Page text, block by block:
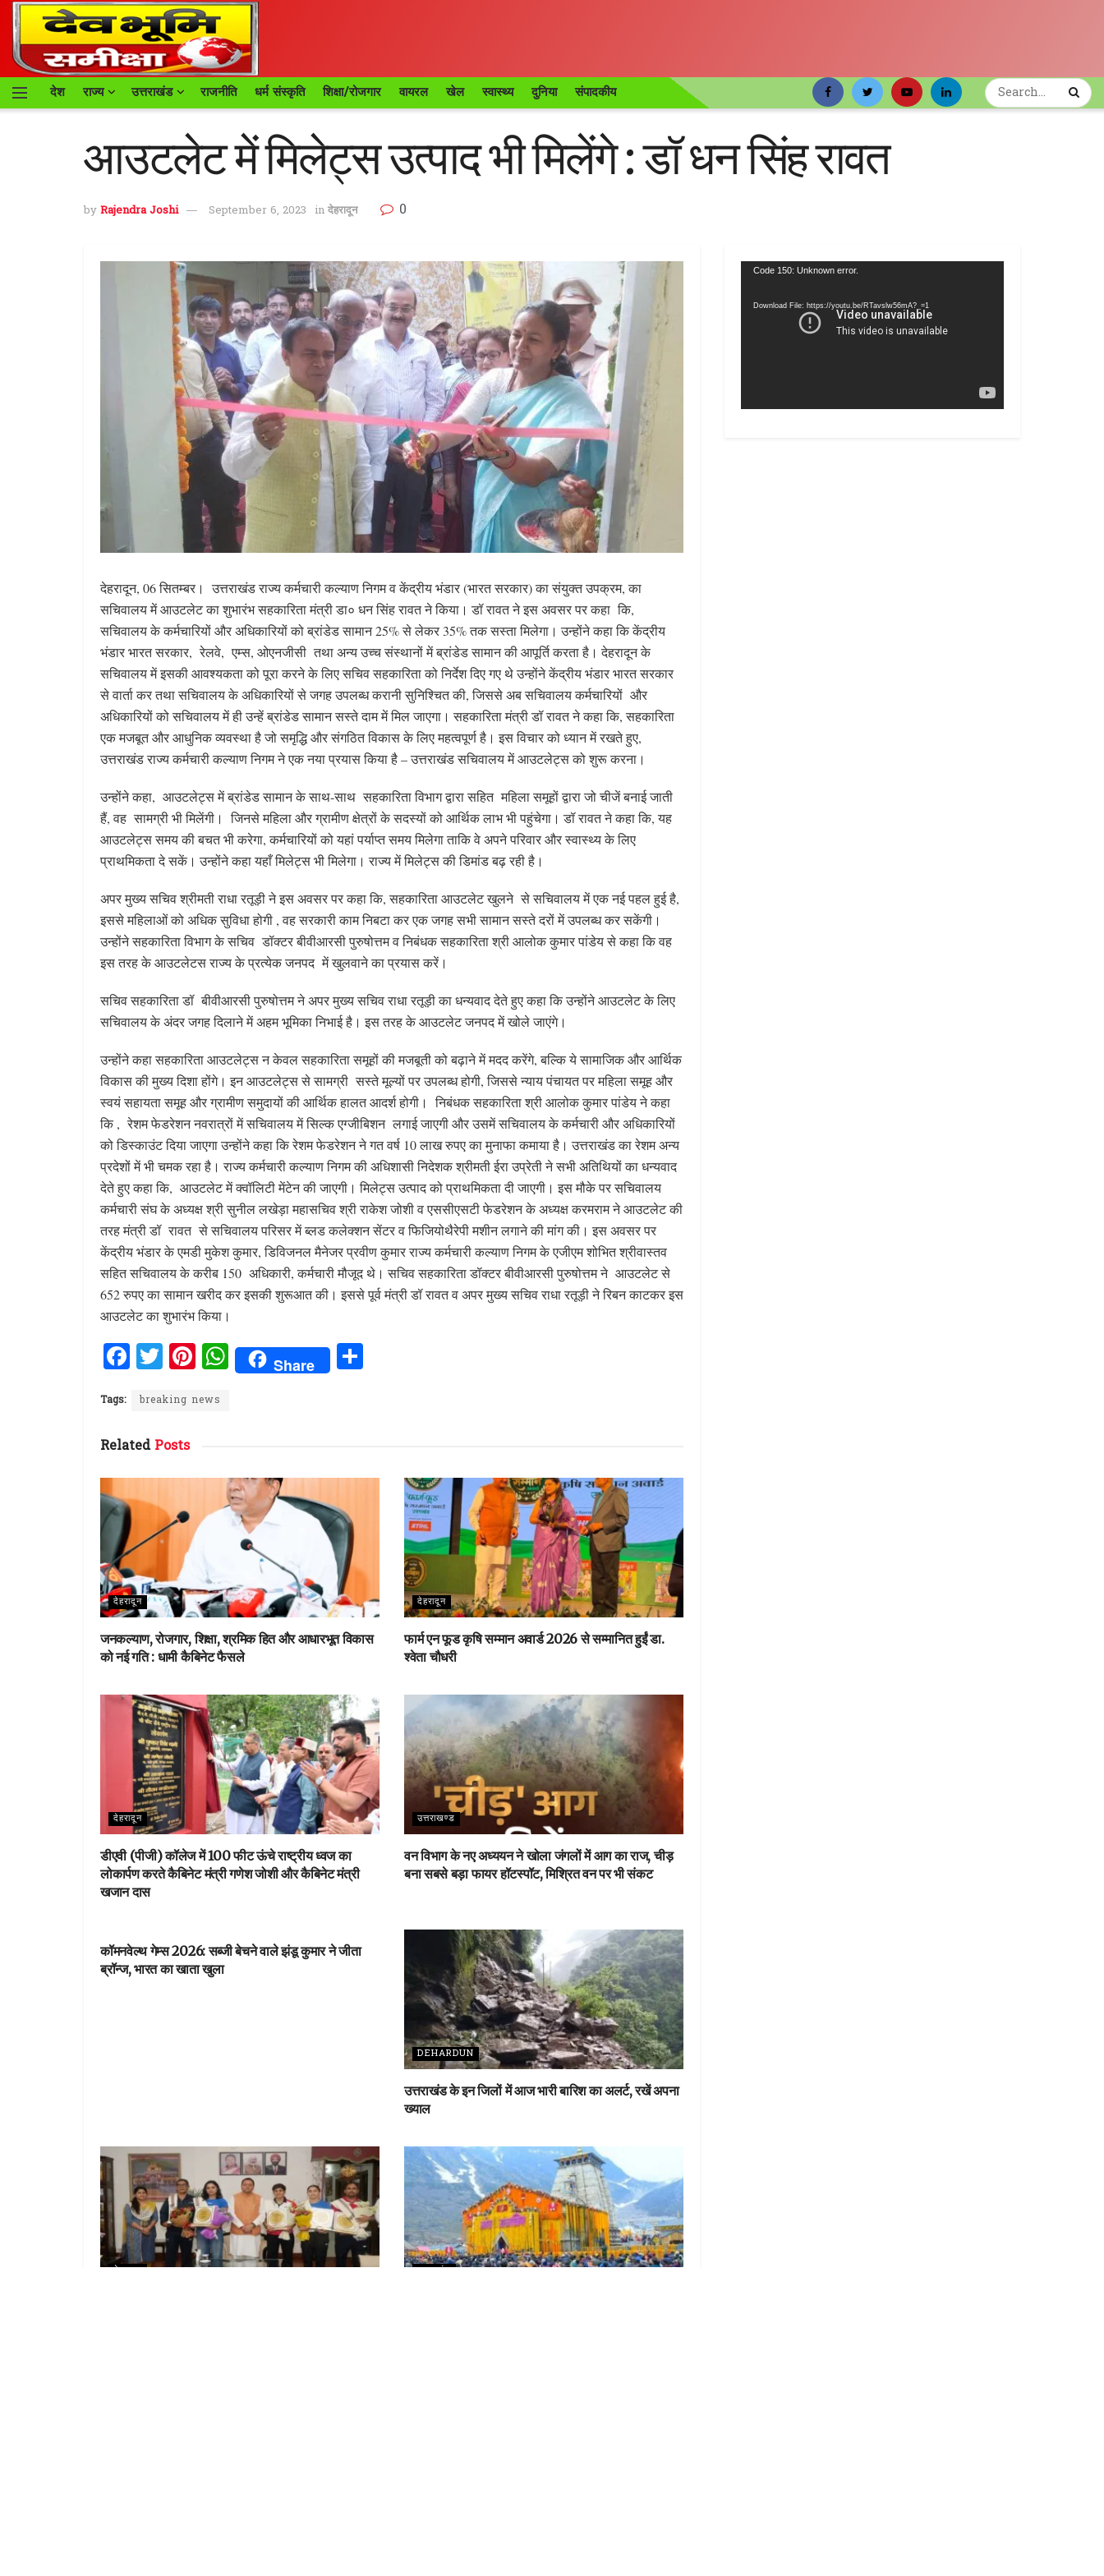
देश राज्य उत्तराखंड राजनीति धर्म संस्कृति शिक्षा/रोजगार वायरल खेल स्वास्थ्य दुनिया संपादकीय
आउटलेट में मिलेट्स उत्पाद भी मिलेंगे : डॉ धन सिंह रावत
by Rajendra Joshi September 6, 2023 in देहरादून 0
देहरादून, 06 सितम्बर। उत्तराखंड राज्य कर्मचारी कल्याण निगम व केंद्रीय भंडार (भारत सरकार) का संयुक्त उपक्रम, का
सचिवालय में आउटलेट का शुभारंभ सहकारिता मंत्री डा० धन सिंह रावत ने किया। डॉ रावत ने इस अवसर पर कहा कि,
सचिवालय के कर्मचारियों और अधिकारियों को ब्रांडेड सामान 25% से लेकर 35% तक सस्ता मिलेगा। उन्होंने कहा कि केंद्रीय
भंडार भारत सरकार, रेलवे, एम्स, ओएनजीसी तथा अन्य उच्च संस्थानों में ब्रांडेड सामान की आपूर्ति करता है। देहरादून के
सचिवालय में इसकी आवश्यकता को पूरा करने के लिए सचिव सहकारिता को निर्देश दिए गए थे उन्होंने केंद्रीय भंडार भारत सरकार
से वार्ता कर तथा सचिवालय के अधिकारियों से जगह उपलब्ध करानी सुनिश्चित की, जिससे अब सचिवालय कर्मचारियों और
अधिकारियों को सचिवालय में ही उन्हें ब्रांडेड सामान सस्ते दाम में मिल जाएगा। सहकारिता मंत्री डॉ रावत ने कहा कि, सहकारिता
एक मजबूत और आधुनिक व्यवस्था है जो समृद्धि और संगठित विकास के लिए महत्वपूर्ण है। इस विचार को ध्यान में रखते हुए,
उत्तराखंड राज्य कर्मचारी कल्याण निगम ने एक नया प्रयास किया है – उत्तराखंड सचिवालय में आउटलेट्स को शुरू करना।
उन्होंने कहा, आउटलेट्स में ब्रांडेड सामान के साथ-साथ सहकारिता विभाग द्वारा सहित महिला समूहों द्वारा जो चीजें बनाई जाती
हैं, वह सामग्री भी मिलेंगी। जिनसे महिला और ग्रामीण क्षेत्रों के सदस्यों को आर्थिक लाभ भी पहुंचेगा। डॉ रावत ने कहा कि, यह
आउटलेट्स समय की बचत भी करेगा, कर्मचारियों को यहां पर्याप्त समय मिलेगा ताकि वे अपने परिवार और स्वास्थ्य के लिए
प्राथमिकता दे सकें। उन्होंने कहा यहाँ मिलेट्स भी मिलेगा। राज्य में मिलेट्स की डिमांड बढ़ रही है।
अपर मुख्य सचिव श्रीमती राधा रतूड़ी ने इस अवसर पर कहा कि, सहकारिता आउटलेट खुलने से सचिवालय में एक नई पहल हुई है,
इससे महिलाओं को अधिक सुविधा होगी , वह सरकारी काम निबटा कर एक जगह सभी सामान सस्ते दरों में उपलब्ध कर सकेंगी।
उन्होंने सहकारिता विभाग के सचिव डॉक्टर बीवीआरसी पुरुषोत्तम व निबंधक सहकारिता श्री आलोक कुमार पांडेय से कहा कि वह
इस तरह के आउटलेटस राज्य के प्रत्येक जनपद में खुलवाने का प्रयास करें।
सचिव सहकारिता डॉ बीवीआरसी पुरुषोत्तम ने अपर मुख्य सचिव राधा रतूड़ी का धन्यवाद देते हुए कहा कि उन्होंने आउटलेट के लिए
सचिवालय के अंदर जगह दिलाने में अहम भूमिका निभाई है। इस तरह के आउटलेट जनपद में खोले जाएंगे।
उन्होंने कहा सहकारिता आउटलेट्स न केवल सहकारिता समूहों की मजबूती को बढ़ाने में मदद करेंगे, बल्कि ये सामाजिक और आर्थिक
विकास की मुख्य दिशा होंगे। इन आउटलेट्स से सामग्री सस्ते मूल्यों पर उपलब्ध होगी, जिससे न्याय पंचायत पर महिला समूह और
स्वयं सहायता समूह और ग्रामीण समुदायों की आर्थिक हालत आदर्श होगी। निबंधक सहकारिता श्री आलोक कुमार पांडेय ने कहा
कि , रेशम फेडरेशन नवरात्रों में सचिवालय में सिल्क एग्जीबिशन लगाई जाएगी और उसमें सचिवालय के कर्मचारी और अधिकारियों
को डिस्काउंट दिया जाएगा उन्होंने कहा कि रेशम फेडरेशन ने गत वर्ष 10 लाख रुपए का मुनाफा कमाया है। उत्तराखंड का रेशम अन्य
प्रदेशों में भी चमक रहा है। राज्य कर्मचारी कल्याण निगम की अधिशासी निदेशक श्रीमती ईरा उप्रेती ने सभी अतिथियों का धन्यवाद
देते हुए कहा कि, आउटलेट में क्वॉलिटी मेंटेन की जाएगी। मिलेट्स उत्पाद को प्राथमिकता दी जाएगी। इस मौके पर सचिवालय
कर्मचारी संघ के अध्यक्ष श्री सुनील लखेड़ा महासचिव श्री राकेश जोशी व एससीएसटी फेडरेशन के अध्यक्ष करमराम ने आउटलेट की
तरह मंत्री डॉ रावत से सचिवालय परिसर में ब्लड कलेक्शन सेंटर व फिजियोथैरेपी मशीन लगाने की मांग की। इस अवसर पर
केंद्रीय भंडार के एमडी मुकेश कुमार, डिविजनल मैनेजर प्रवीण कुमार राज्य कर्मचारी कल्याण निगम के एजीएम शोभित श्रीवास्तव
सहित सचिवालय के करीब 150 अधिकारी, कर्मचारी मौजूद थे। सचिव सहकारिता डॉक्टर बीवीआरसी पुरुषोत्तम ने आउटलेट से
652 रुपए का सामान खरीद कर इसकी शुरूआत की। इससे पूर्व मंत्री डॉ रावत व अपर मुख्य सचिव राधा रतूड़ी ने रिबन काटकर इस
आउटलेट का शुभारंभ किया।
F
a
ce
b
o
o
k
T
w
it
te
r
Pi
n
te
W
h
p
p
Share
Tags: breaking news
RelatedPosts
देहरादून
जनकल्याण, रोजगार, शिक्षा, श्रमिक हित और आधारभूत विकास
को नई गति : धामी कैबिनेट फैसले
देहरादून
फार्म एन फूड कृषि सम्मान अवार्ड 2026 से सम्मानित हुईं डा.
श्वेता चौधरी
देहरादून
डीएवी (पीजी) कॉलेज में 100 फीट ऊंचे राष्ट्रीय ध्वज का
लोकार्पण करते कैबिनेट मंत्री गणेश जोशी और कैबिनेट मंत्री
खजान दास
उत्तराखण्ड
वन विभाग के नए अध्ययन ने खोला जंगलों में आग का राज, चीड़
बना सबसे बड़ा फायर हॉटस्पॉट, मिश्रित वन पर भी संकट
कॉमनवेल्थ गेम्स 2026: सब्जी बेचने वाले झंडू कुमार ने जीता
ब्रॉन्ज, भारत का खाता खुला
DEHARDUN
उत्तराखंड के इन जिलों में आज भारी बारिश का अलर्ट, रखें अपना
ख्याल
देहरादून उत्तराखंड
Video
Code 150: Unknown error.
Download File: https://youtu.be/RTavslw56mA?_=1